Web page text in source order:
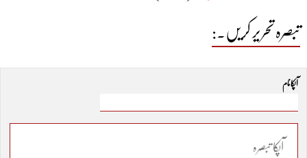
تبصرہ تحریر کریں۔:
آپکا نام